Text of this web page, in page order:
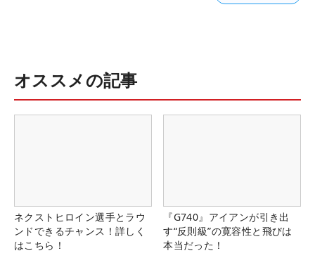
オススメの記事
ネクストヒロイン選手とラウ
ンドできるチャンス！詳しく
はこちら！
『G740』アイアンが引き出
す“反則級”の寛容性と飛びは
本当だった！